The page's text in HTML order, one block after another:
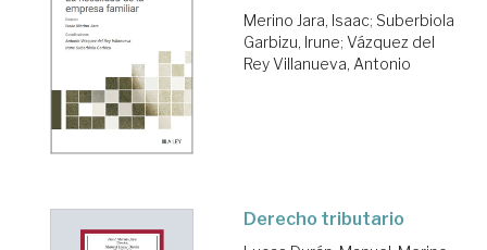
Merino Jara, Isaac; Suberbiola
Garbizu, Irune; Vázquez del
Rey Villanueva, Antonio
Derecho tributario